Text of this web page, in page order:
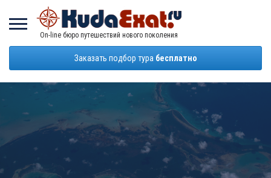
On-line бюро путешествий нового поколения
Заказать подбор тура бесплатно